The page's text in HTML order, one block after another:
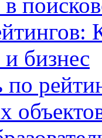
бизнес
по